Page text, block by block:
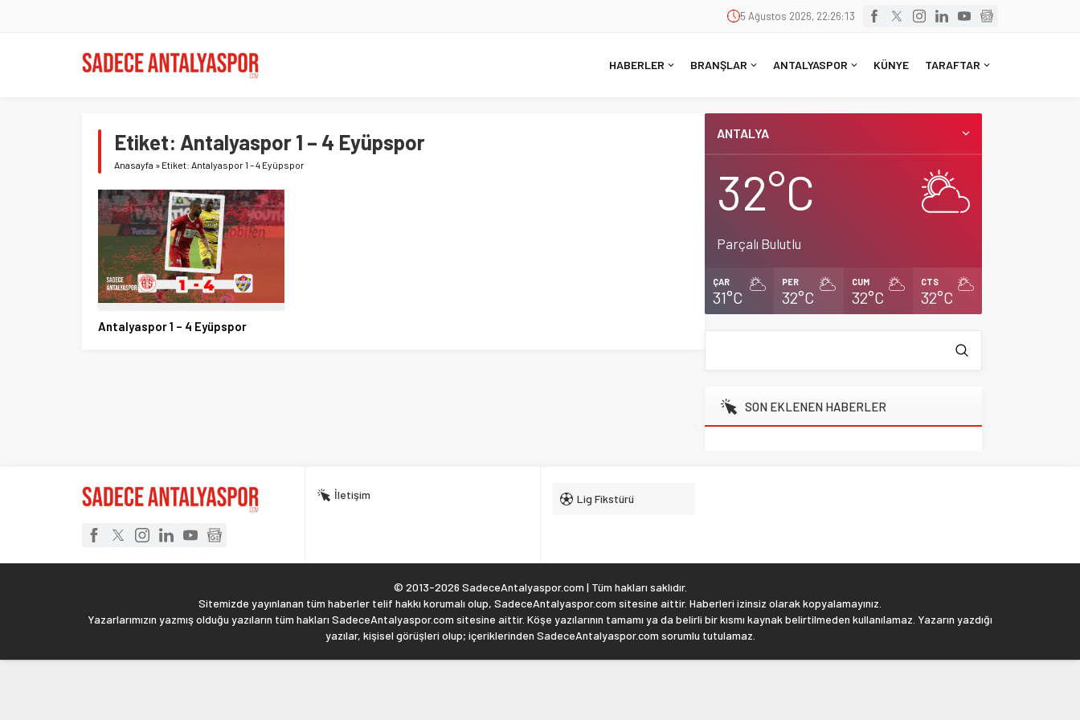
5 Ağustos 2026, 22:26:14
HABERLER BRANŞLAR ANTALYASPOR KÜNYE TARAFTAR
Etiket: Antalyaspor 1 – 4 Eyüpspor
Anasayfa » Etiket: Antalyaspor 1 – 4 Eyüpspor
Antalyaspor 1 – 4 Eyüpspor
ANTALYA
32°C
Parçalı Bulutlu
ÇAR
31°C
PER
32°C
CUM
32°C
CTS
32°C
SON EKLENEN HABERLER
İletişim Lig Fikstürü
© 2013-2026 SadeceAntalyaspor.com | Tüm hakları saklıdır.
Sitemizde yayınlanan tüm haberler telif hakkı korumalı olup, SadeceAntalyaspor.com sitesine aittir. Haberleri izinsiz olarak kopyalamayınız.
Yazarlarımızın yazmış olduğu yazıların tüm hakları SadeceAntalyaspor.com sitesine aittir. Köşe yazılarının tamamı ya da belirli bir kısmı kaynak belirtilmeden kullanılamaz. Yazarın yazdığı
yazılar, kişisel görüşleri olup; içeriklerinden SadeceAntalyaspor.com sorumlu tutulamaz.